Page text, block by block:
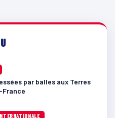
par balles aux Terres
France